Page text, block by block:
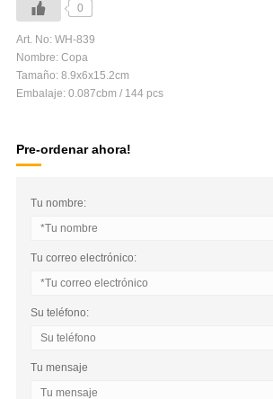
0
Art. No: WH-839
Nombre: Copa
Tamaño: 8.9x6x15.2cm
Embalaje: 0.087cbm / 144 pcs
Pre-ordenar ahora!
Tu nombre:
Tu correo electrónico:
Su teléfono:
Tu mensaje